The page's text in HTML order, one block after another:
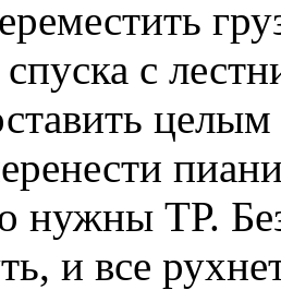
с
нужны ТР.
и все